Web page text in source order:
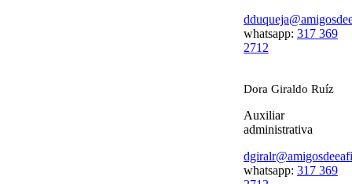
whatsapp: 317 369
2712
Dora Giraldo Ruíz
Auxiliar
administrativa
whatsapp: 317 369